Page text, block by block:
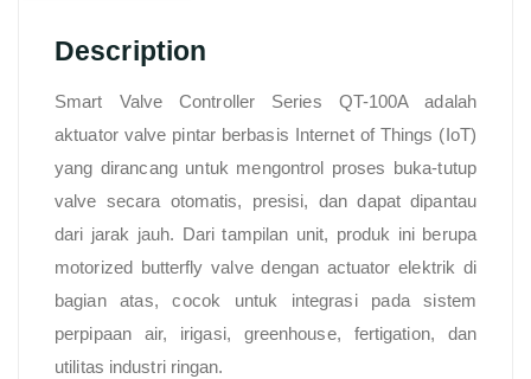
Description
Smart Valve Controller Series QT-100A adalah
aktuator valve pintar berbasis Internet of Things (IoT)
yang dirancang untuk mengontrol proses buka-tutup
valve secara otomatis, presisi, dan dapat dipantau
dari jarak jauh. Dari tampilan unit, produk ini berupa
motorized butterfly valve dengan actuator elektrik di
bagian atas, cocok untuk integrasi pada sistem
perpipaan air, irigasi, greenhouse, fertigation, dan
utilitas industri ringan.